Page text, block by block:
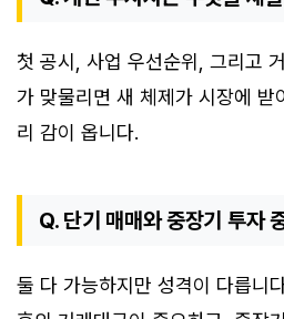
첫 공시, 사업 우선순위, 그리고
가 맞물리면 새 체제가 시장에 받
리 감이 옵니다.
Q. 단기 매매와 중장기 투자
둘 다 가능하지만 성격이 다릅니